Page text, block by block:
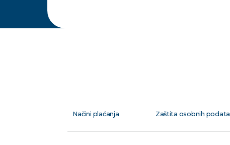
Načini plaćanja Zaštita osobnih